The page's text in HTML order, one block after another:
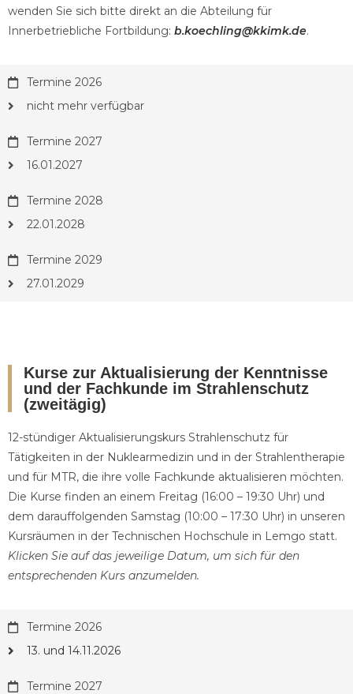
wenden Sie sich bitte direkt an die Abteilung für
Innerbetriebliche Fortbildung: b.koechling@kkimk.de.
Termine 2026
nicht mehr verfügbar
Termine 2027
16.01.2027
Termine 2028
22.01.2028
Termine 2029
27.01.2029
Kurse zur Aktualisierung der Kenntnisse
und der Fachkunde im Strahlenschutz
(zweitägig)
12-stündiger Aktualisierungskurs Strahlenschutz für
Tätigkeiten in der Nuklearmedizin und in der Strahlentherapie
und für MTR, die ihre volle Fachkunde aktualisieren möchten.
Die Kurse finden an einem Freitag (16:00 – 19:30 Uhr) und
dem darauffolgenden Samstag (10:00 – 17:30 Uhr) in unseren
Kursräumen in der Technischen Hochschule in Lemgo statt.
Klicken Sie auf das jeweilige Datum, um sich für den
entsprechenden Kurs anzumelden.
Termine 2026
13. und 14.11.2026
Termine 2027